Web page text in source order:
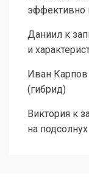
эффективно
Даниил к
и
Иван Карпов
(гибрид)
Виктория к
на подсолнух